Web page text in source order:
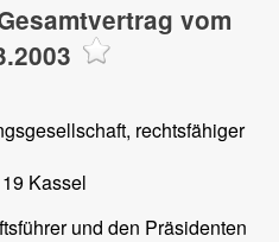
vom
rechtsfähiger
Kassel
und den Präsidenten